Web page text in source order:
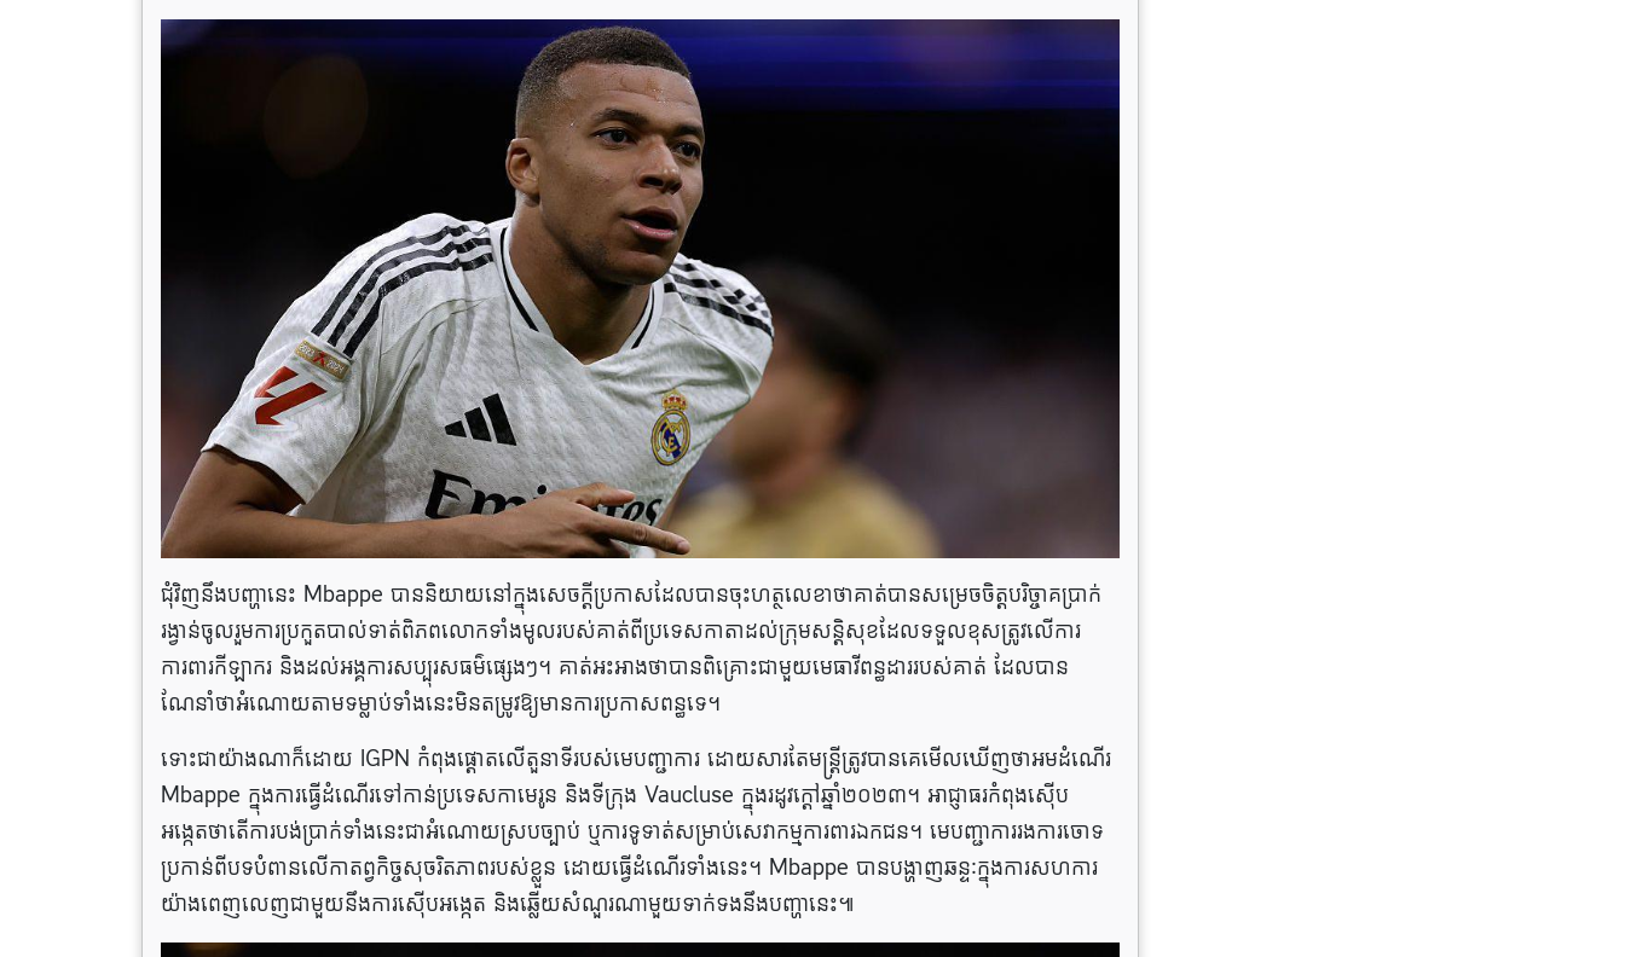
ជុំវិញនឹងបញ្ហានេះ Mbappe បាននិយាយនៅក្នុងសេចក្តីប្រកាសដែលបានចុះហត្ថលេខាថាគាត់បានសម្រេចចិត្តបរិច្ចាគប្រាក់
រង្វាន់ចូលរួមការប្រកួតបាល់ទាត់ពិភពលោកទាំងមូលរបស់គាត់ពីប្រទេសកាតាដល់ក្រុមសន្តិសុខដែលទទួលខុសត្រូវលើការ
ការពារកីឡាករ និងដល់អង្គការសប្បុរសធម៌ផ្សេងៗ។ គាត់​អះអាង​ថា​បាន​ពិគ្រោះ​ជាមួយ​មេធាវី​ពន្ធដារ​របស់​គាត់ ដែល​បាន​
ណែនាំ​ថា​អំណោយ​តាម​ទម្លាប់​ទាំងនេះ​មិន​តម្រូវ​ឱ្យ​មាន​ការ​ប្រកាស​ពន្ធ​ទេ។
ទោះជាយ៉ាងណាក៏ដោយ IGPN កំពុងផ្តោតលើតួនាទីរបស់មេបញ្ជាការ ដោយសារតែមន្រ្តីត្រូវបានគេមើលឃើញថាអមដំណើរ
Mbappe ក្នុងការធ្វើដំណើរទៅកាន់ប្រទេសកាមេរូន និងទីក្រុង Vaucluse ក្នុងរដូវក្តៅឆ្នាំ២០២៣។ អាជ្ញាធរកំពុងស៊ើប
អង្កេតថាតើការបង់ប្រាក់ទាំងនេះជាអំណោយស្របច្បាប់ ឬការទូទាត់សម្រាប់សេវាកម្មការពារឯកជន។ មេបញ្ជាការ​រង​ការ​ចោទ​
ប្រកាន់​ពី​បទ​បំពាន​លើ​កាតព្វកិច្ច​សុចរិតភាព​របស់​ខ្លួន ដោយ​ធ្វើ​ដំណើរ​ទាំង​នេះ។ Mbappe បានបង្ហាញឆន្ទៈក្នុងការសហការ
យ៉ាងពេញលេញជាមួយនឹងការស៊ើបអង្កេត និងឆ្លើយសំណួរណាមួយទាក់ទងនឹងបញ្ហានេះ៕